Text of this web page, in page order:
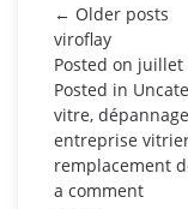
← Older posts
viroflay
Posted on juillet
Posted in
vitre,
entreprise
remplacement
a comment